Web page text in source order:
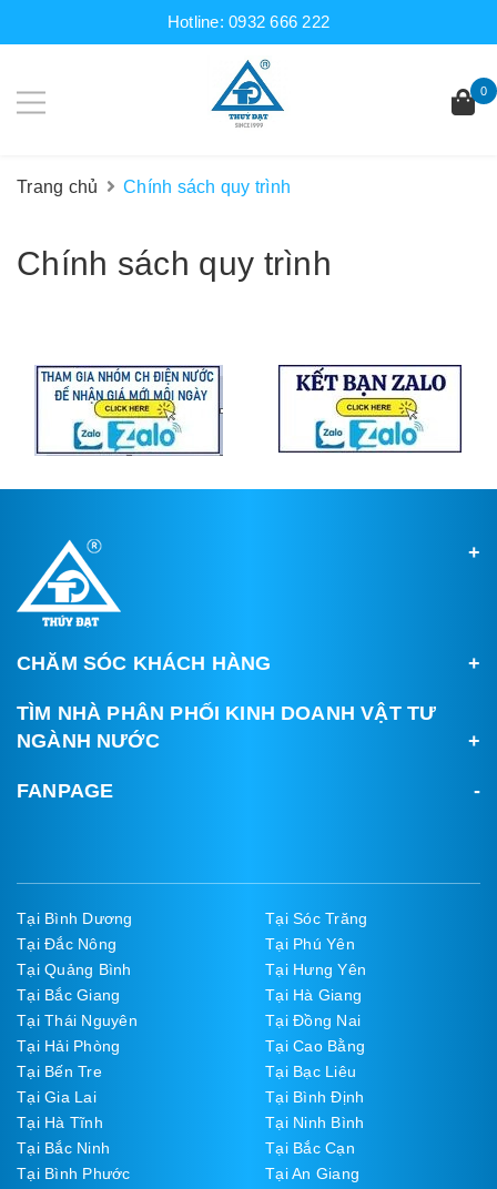
Hotline:0932 666 222
0
Trang chủ Chính sách quy trình
Chính sách quy trình
CHĂM SÓC KHÁCH HÀNG
TÌM NHÀ PHÂN PHỐI KINH DOANH VẬT TƯ
NGÀNH NƯỚC
FANPAGE
Tại Bình Dương
Tại Sóc Trăng
Tại Đắc Nông
Tại Phú Yên
Tại Quảng Bình
Tại Hưng Yên
Tại Bắc Giang
Tại Hà Giang
Tại Thái Nguyên
Tại Đồng Nai
Tại Hải Phòng
Tại Cao Bằng
Tại Bến Tre
Tại Bạc Liêu
Tại Gia Lai
Tại Bình Định
Tại Hà Tĩnh
Tại Ninh Bình
Tại Bắc Ninh
Tại Bắc Cạn
Tại Bình Phước
Tại An Giang